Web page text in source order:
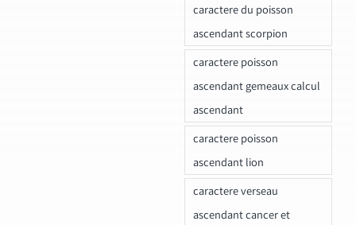
caractere du poisson
ascendant scorpion
caractere poisson
ascendant gemeaux calcul
ascendant
caractere poisson
ascendant lion
caractere verseau
ascendant cancer et